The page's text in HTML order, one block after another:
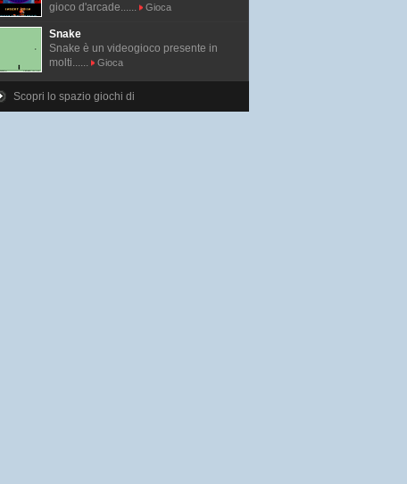
gioco d'arcade......
Gioca
Snake
Snake è un videogioco presente in
molti......
Gioca
Scopri lo spazio giochi di